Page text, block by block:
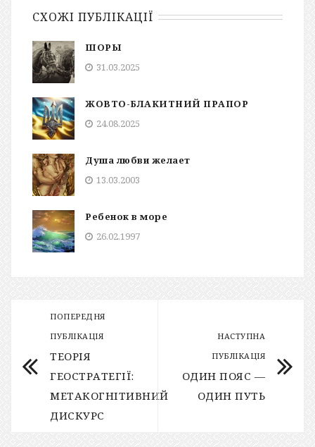
СХОЖІ ПУБЛІКАЦІЇ
ШОРЫ
31.03.2025
ЖОВТО-БЛАКИТНИЙ ПРАПОР
24.08.2025
Душа любви желает
13.03.2003
Ребенок в море
26.02.1997
ПОПЕРЕДНЯ
ПУБЛІКАЦІЯ
ТЕОРІЯ
ГЕОСТРАТЕГІЇ:
МЕТАКОГНІТИВНИЙ
ДИСКУРС
НАСТУПНА
ПУБЛІКАЦІЯ
ОДИН ПОЯС —
ОДИН ПУТЬ